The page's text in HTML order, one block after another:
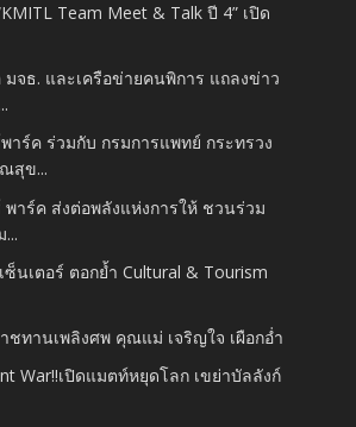
Team Meet & Talk ปี 4” เปิด
มจธ. และเครือข่ายคนพิการ แถลงข่าว
าร์ค ร่วมกับ กรมการแพทย์ กระทรวง
สุข...
พาร์ค ส่งต่อพลังแห่งการให้ ชวนร่วม
ซ็นเตอร์ ตอกย้ำ Cultural & Tourism
ชทานเพลิงศพ คุณแม่ เจริญใจ เผือกอ่ำ
War!!เปิดแมตท์หยุดโลก เขย่าบัลลังก์